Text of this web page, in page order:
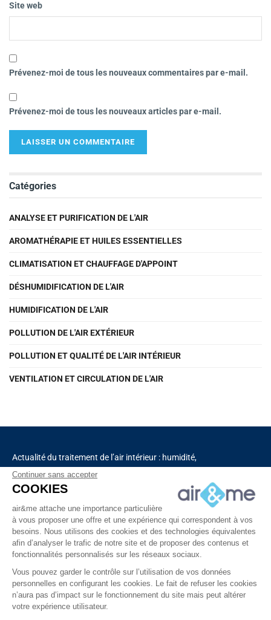
Site web
Prévenez-moi de tous les nouveaux commentaires par e-mail.
Prévenez-moi de tous les nouveaux articles par e-mail.
Catégories
ANALYSE ET PURIFICATION DE L'AIR
AROMATHÉRAPIE ET HUILES ESSENTIELLES
CLIMATISATION ET CHAUFFAGE D'APPOINT
DÉSHUMIDIFICATION DE L'AIR
HUMIDIFICATION DE L'AIR
POLLUTION DE L'AIR EXTÉRIEUR
POLLUTION ET QUALITÉ DE L'AIR INTÉRIEUR
VENTILATION ET CIRCULATION DE L'AIR
Actualité du traitement de l’air intérieur : humidité,
pollution, aromathérapie, solutions de déshumidification
et de purification de l’air, chauffage, ventilation,
Découvrez tous nos produits
Continuer sans accepter
COOKIES
air&me attache une importance particulière
à vous proposer une offre et une expérience qui correspondent à vos
besoins. Nous utilisons des cookies et des technologies équivalentes
afin d’analyser le trafic de notre site et de proposer des contenus et
fonctionnalités personnalisés sur les réseaux sociaux.
Vous pouvez garder le contrôle sur l’utilisation de vos données
personnelles en configurant les cookies. Le fait de refuser les cookies
n’aura pas d’impact sur le fonctionnement du site mais peut altérer
votre expérience utilisateur.